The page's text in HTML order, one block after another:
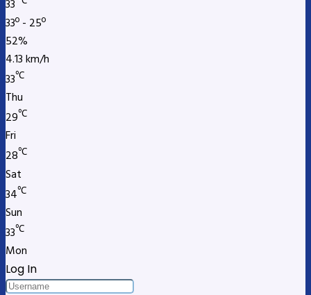
33
33º - 25º
52%
4.13 km/h
33℃
Thu
29℃
Fri
28℃
Sat
34℃
Sun
33℃
Mon
Log In